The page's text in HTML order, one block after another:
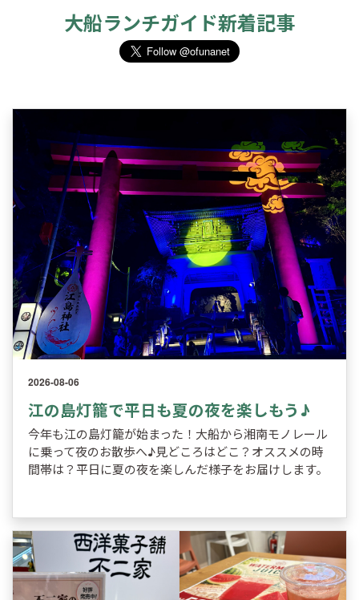
大船ランチガイド新着記事
2026-08-06
江の島灯籠で平日も夏の夜を楽しもう♪
今年も江の島灯籠が始まった！大船から湘南モノレール
に乗って夜のお散歩へ♪見どころはどこ？オススメの時
間帯は？平日に夏の夜を楽しんだ様子をお届けします。